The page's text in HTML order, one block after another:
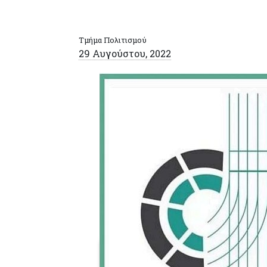
Τμήμα Πολιτισμού
29 Αυγούστου, 2022